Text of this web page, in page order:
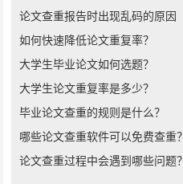
论文查重报告时出现乱码的原因
如何快速降低论文重复率？
大学生毕业论文如何选题？
大学生论文重复率是多少？
毕业论文查重的规则是什么？
哪些论文查重软件可以免费查重？
论文查重过程中会遇到哪些问题？